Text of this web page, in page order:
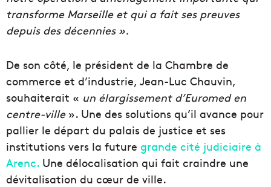
transforme Marseille et qui a fait ses preuves
depuis des décennies ».
De son côté, le président de la Chambre de
commerce et d’industrie, Jean-Luc Chauvin,
souhaiterait « un élargissement d’Euromed en
centre-ville». Une des solutions qu’il avance pour
pallier le départ du palais de justice et ses
institutions vers la future grande cité judiciaire à
Arenc. Une délocalisation qui fait craindre une
dévitalisation du cœur de ville.